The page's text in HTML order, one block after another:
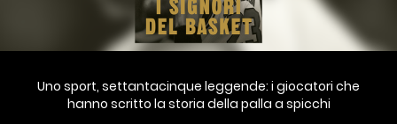
Uno sport, settantacinque leggende: i giocatori che
hanno scritto la storia della palla a spicchi